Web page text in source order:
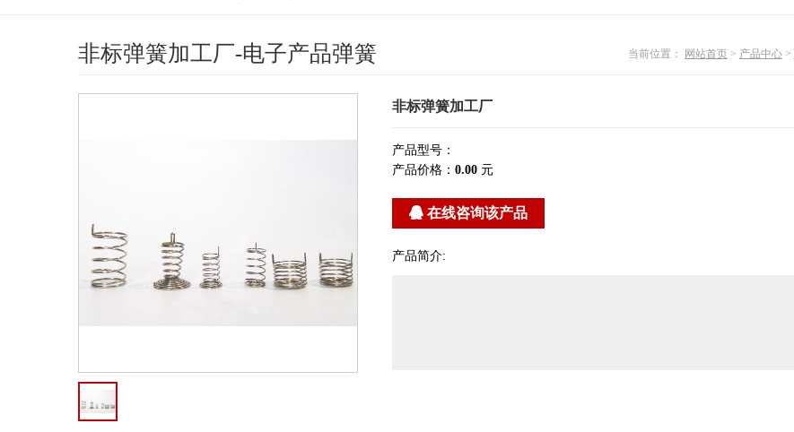
非标弹簧加工厂-电子产品弹簧 当前位置： 网站首页 > 产品中心 >
非标弹簧加工厂
产品型号：
产品价格： 0.00 元
在线咨询该产品
产品简介: